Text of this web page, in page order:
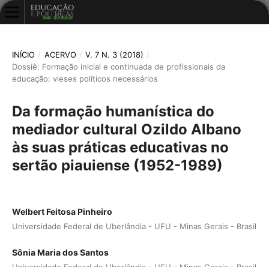
INÍCIO / ACERVO / V. 7 N. 3 (2018) /
Dossiê: Formação inicial e continuada de profissionais da
educação: vieses políticos necessários
Da formação humanística do
mediador cultural Ozildo Albano
às suas práticas educativas no
sertão piauiense (1952-1989)
Welbert Feitosa Pinheiro
Universidade Federal de Uberlândia - UFU - Minas Gerais - Brasil
Sônia Maria dos Santos